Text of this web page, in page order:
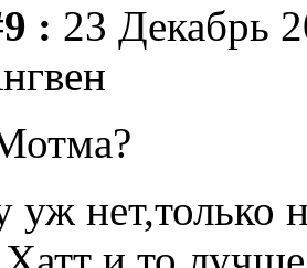
: 23 Декабрь
нет,только